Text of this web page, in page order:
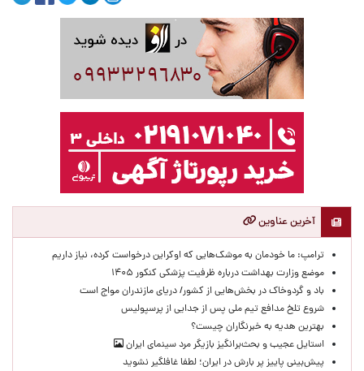
آخرین عناوین
ترامپ: ما خودمان به موشک‌هایی که اوکراین درخواست کرده، نیاز داریم
موضع وزارت بهداشت درباره ظرفیت پزشکی کنکور ۱۴۰۵
باد و گردوخاک در بخش‌هایی از کشور/ دریای مازندران مواج است
شروع تلخ مدافع تیم ملی پس از جدایی از پرسپولیس
بهترین هدیه به خبرنگاران چیست؟
استایل عجیب و بحث‌برانگیز بازیگر مرد سینمای ایران
پیش‌بینی پاییز پر بارش در ایران؛ لطفا غافلگیر نشوید